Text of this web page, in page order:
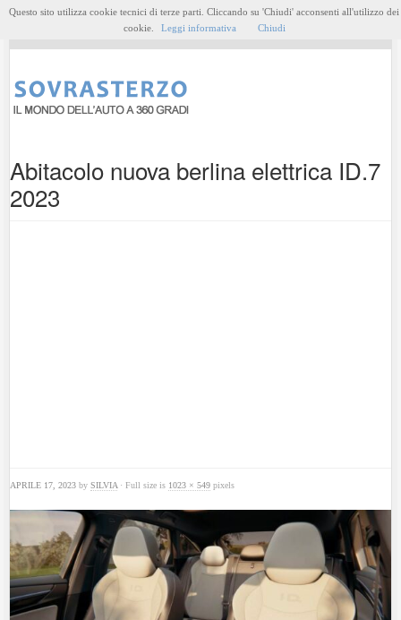
Abitacolo nuova berlina elettrica ID.7
2023
APRILE 17, 2023 bySILVIA · Full size is 1023 × 549 pixels
Questo sito utilizza cookie tecnici di terze parti. Cliccando su 'Chiudi' acconsenti all'utilizzo dei
cookie.
Leggi informativa Chiudi